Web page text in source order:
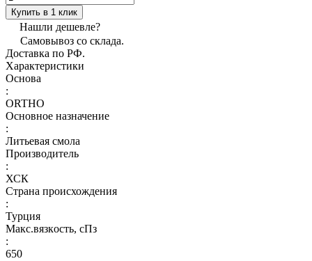
Купить в 1 клик
Нашли дешевле?
Самовывоз со склада.
Доставка по РФ.
Характеристики
Основа
:
ORTHO
Основное назначение
:
Литьевая смола
Производитель
:
ХСК
Страна происхождения
:
Турция
Макс.вязкoсть, сПз
:
650